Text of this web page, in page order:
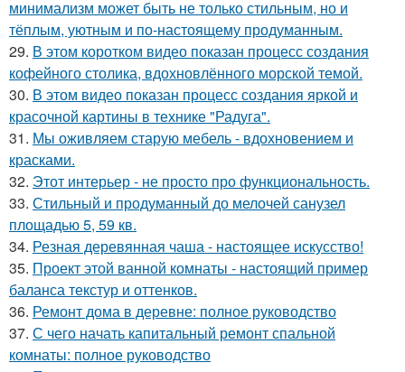
минимализм может быть не только стильным, но и
тёплым, уютным и по-настоящему продуманным.
29. В этом коротком видео показан процесс создания
кофейного столика, вдохновлённого морской темой.
30. В этом видео показан процесс создания яркой и
красочной картины в технике "Радуга".
31. Мы оживляем старую мебель - вдохновением и
красками.
32. Этот интерьер - не просто про функциональность.
33. Стильный и продуманный до мелочей санузел
площадью 5, 59 кв.
34. Резная деревянная чаша - настоящее искусство!
35. Проект этой ванной комнаты - настоящий пример
баланса текстур и оттенков.
36. Ремонт дома в деревне: полное руководство
37. С чего начать капитальный ремонт спальной
комнаты: полное руководство